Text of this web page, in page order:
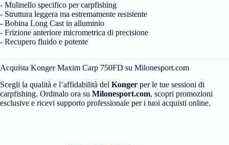
- Mulinello specifico per carpfishing
- Struttura leggera ma estremamente resistente
- Bobina Long Cast in alluminio
- Frizione anteriore micrometrica di precisione
- Recupero fluido e potente
Acquista Konger Maxim Carp 750FD su Milonesport.com
Scegli la qualità e l’affidabilità del Konger per le tue sessioni di
carpfishing. Ordinalo ora su Milonesport.com, scopri promozioni
esclusive e ricevi supporto professionale per i tuoi acquisti online.